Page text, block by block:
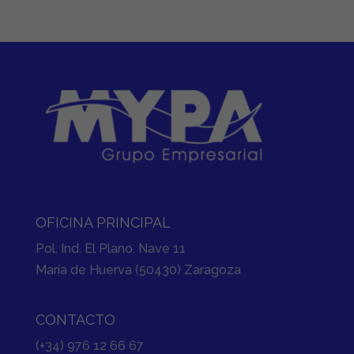
OFICINA PRINCIPAL
Pol. Ind. El Plano. Nave 11
María de Huerva (50430) Zaragoza
CONTACTO
(+34) 976 12 66 67